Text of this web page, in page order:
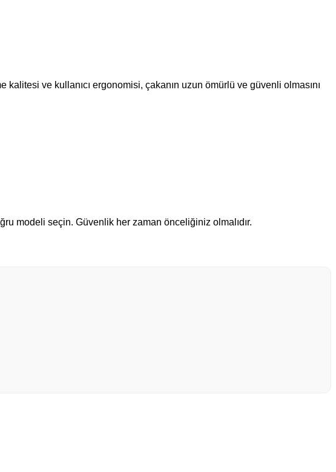
ve kullanıcı ergonomisi, çakanın uzun ömürlü ve güvenli olmasını
modeli seçin. Güvenlik her zaman önceliğiniz olmalıdır.